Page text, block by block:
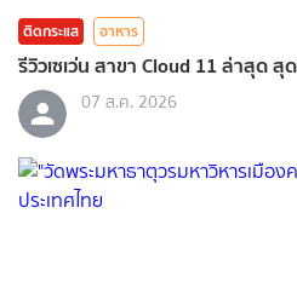
ติดกระแส อาหาร
รีวิวเซเว่น สาขา Cloud 11 ล่าสุด สุ
07 ส.ค. 2026